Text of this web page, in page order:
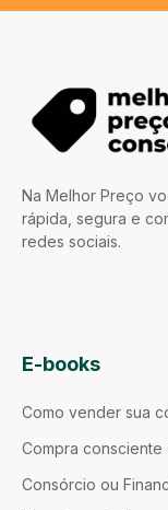
Na Melhor Preço
rápida, segura e
redes sociais.
E-books
Como vender sua
Compra
Consórcio ou